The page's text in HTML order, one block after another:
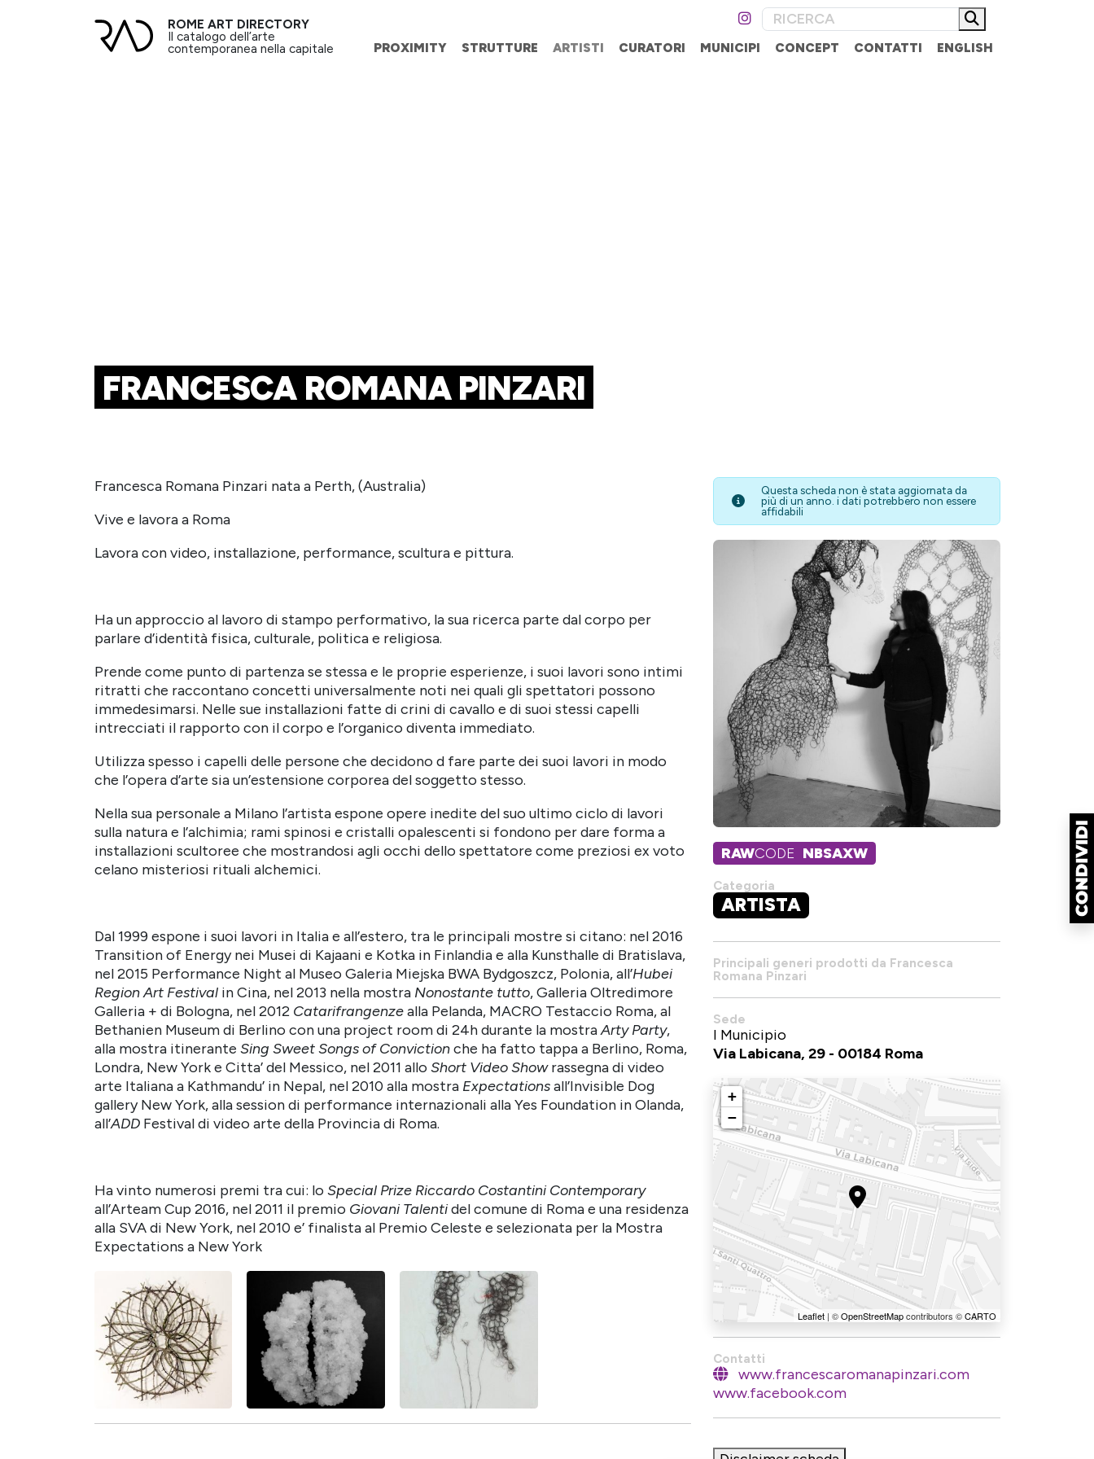
ROME ART DIRECTORY
Il catalogo dell’arte
contemporanea nella capitale PROXIMITY STRUTTURE ARTISTI CURATORI MUNICIPI CONCEPT CONTATTI ENGLISH
FRANCESCA ROMANA PINZARI
Francesca Romana Pinzari nata a Perth, (Australia)
Vive e lavora a Roma
Lavora con video, installazione, performance, scultura e pittura.
Ha un approccio al lavoro di stampo performativo, la sua ricerca parte dal corpo per
parlare d’identità fisica, culturale, politica e religiosa.
Prende come punto di partenza se stessa e le proprie esperienze, i suoi lavori sono intimi
ritratti che raccontano concetti universalmente noti nei quali gli spettatori possono
immedesimarsi. Nelle sue installazioni fatte di crini di cavallo e di suoi stessi capelli
intrecciati il rapporto con il corpo e l’organico diventa immediato.
Utilizza spesso i capelli delle persone che decidono d fare parte dei suoi lavori in modo
che l’opera d’arte sia un’estensione corporea del soggetto stesso.
Nella sua personale a Milano l’artista espone opere inedite del suo ultimo ciclo di lavori
sulla natura e l’alchimia; rami spinosi e cristalli opalescenti si fondono per dare forma a
installazioni scultoree che mostrandosi agli occhi dello spettatore come preziosi ex voto
celano misteriosi rituali alchemici.
Dal 1999 espone i suoi lavori in Italia e all’estero, tra le principali mostre si citano: nel 2016
Transition of Energy nei Musei di Kajaani e Kotka in Finlandia e alla Kunsthalle di Bratislava,
nel 2015 Performance Night al Museo Galeria Miejska BWA Bydgoszcz, Polonia, all’Hubei
Region Art Festival in Cina, nel 2013 nella mostra Nonostante tutto, Galleria Oltredimore
Galleria + di Bologna, nel 2012 Catarifrangenzealla Pelanda, MACRO Testaccio Roma, al
Bethanien Museum di Berlino con una project room di 24h durante la mostraArty Party,
alla mostra itinerante Sing Sweet Songs of Convictionche ha fatto tappa a Berlino, Roma,
Londra, New York e Citta’ del Messico, nel 2011 allo Short Video Showrassegna di video
arte Italiana a Kathmandu’ in Nepal, nel 2010 alla mostra Expectationsall’Invisible Dog
gallery New York, alla session di performance internazionali alla Yes Foundation in Olanda,
all’ADDFestival di video arte della Provincia di Roma.
Ha vinto numerosi premi tra cui: lo Special Prize Riccardo Costantini Contemporary
all’Arteam Cup 2016, nel 2011 il premio Giovani Talentidel comune di Roma e una residenza
alla SVA di New York, nel 2010 e’ finalista al Premio Celeste e selezionata per la Mostra
Expectations a New York
Questa scheda non è stata aggiornata da
più di un anno. i dati potrebbero non essere
affidabili
RAWCODE NBSAXW
Categoria
ARTISTA
Principali generi prodotti da Francesca
Romana Pinzari
Sede
I Municipio
Via Labicana, 29 - 00184 Roma
+
−
Leaflet| ©OpenStreetMapcontributors ©CARTO
Contatti
www.francescaromanapinzari.com
www.facebook.com